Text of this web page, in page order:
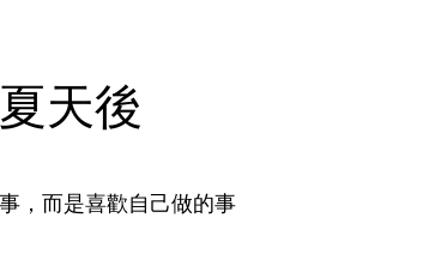
天後
，而是喜歡自己做的事